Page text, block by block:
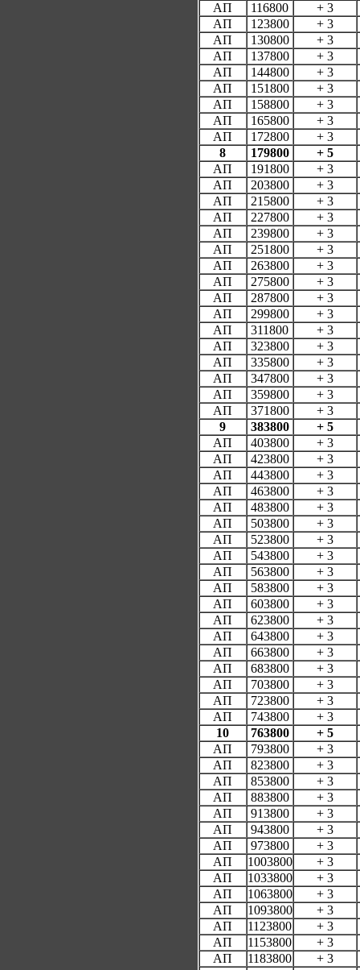
АП
116800
+ 3
АП
123800
+ 3
АП
130800
+ 3
АП
137800
+ 3
АП
144800
+ 3
АП
151800
+ 3
АП
158800
+ 3
АП
165800
+ 3
АП
172800
+ 3
8
179800
+ 5
АП
191800
+ 3
АП
203800
+ 3
АП
215800
+ 3
АП
227800
+ 3
АП
239800
+ 3
АП
251800
+ 3
АП
263800
+ 3
АП
275800
+ 3
АП
287800
+ 3
АП
299800
+ 3
АП
311800
+ 3
АП
323800
+ 3
АП
335800
+ 3
АП
347800
+ 3
АП
359800
+ 3
АП
371800
+ 3
9
383800
+ 5
АП
403800
+ 3
АП
423800
+ 3
АП
443800
+ 3
АП
463800
+ 3
АП
483800
+ 3
АП
503800
+ 3
АП
523800
+ 3
АП
543800
+ 3
АП
563800
+ 3
АП
583800
+ 3
АП
603800
+ 3
АП
623800
+ 3
АП
643800
+ 3
АП
663800
+ 3
АП
683800
+ 3
АП
703800
+ 3
АП
723800
+ 3
АП
743800
+ 3
10
763800
+ 5
АП
793800
+ 3
АП
823800
+ 3
АП
853800
+ 3
АП
883800
+ 3
АП
913800
+ 3
АП
943800
+ 3
АП
973800
+ 3
АП
1003800
+ 3
АП
1033800
+ 3
АП
1063800
+ 3
АП
1093800
+ 3
АП
1123800
+ 3
АП
1153800
+ 3
АП
1183800
+ 3